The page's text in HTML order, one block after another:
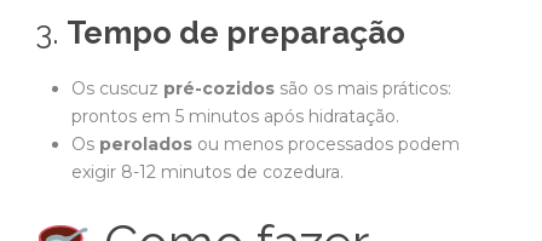
3. Tempo de preparação
Os cuscuz pré-cozidos são os mais práticos:
prontos em 5 minutos após hidratação.
Os perolados ou menos processados podem
exigir 8-12 minutos de cozedura.